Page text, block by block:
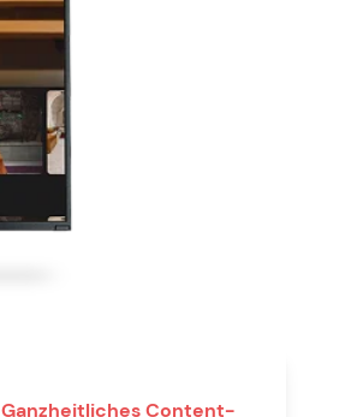
Ganzheitliches Content-